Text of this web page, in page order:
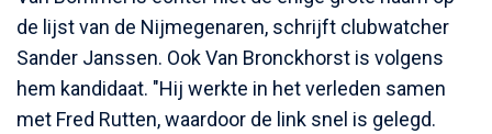
de lijst van de Nijmegenaren, schrijft clubwatcher
Sander Janssen. Ook Van Bronckhorst is volgens
hem kandidaat. "Hij werkte in het verleden samen
met Fred Rutten, waardoor de link snel is gelegd.